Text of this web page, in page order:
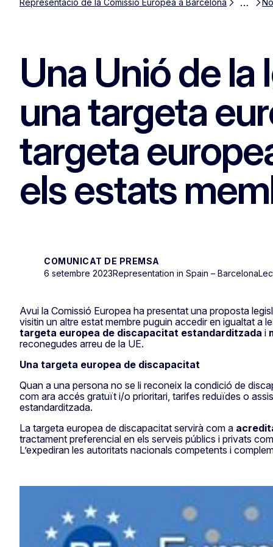
Representació de la Comissió Europea a Barcelona …
Una Unió de
una targeta
targeta
els estats
COMUNICAT DE PREMSA
6 setembre 2023Representation in Spain – Barcelona
Avui la Comissió Europea ha presentat una proposta
visitin un altre estat membre puguin accedir en igualtat a
targeta europea de discapacitat estandarditzada i
reconegudes arreu de la UE.
Una targeta europea de discapacitat
Quan a una persona no se li reconeix la condició de
com ara accés gratuït i/o prioritari, tarifes reduïdes o
estandarditzada.
La targeta europea de discapacitat servirà com a
tractament preferencial en els serveis públics i privats
L’expediran les autoritats nacionals competents i